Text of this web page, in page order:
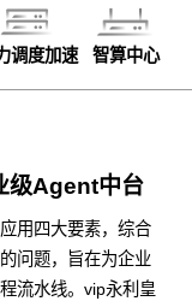
调度加速 智算中心
Agent中台
用四大要素，综合
问题，旨在为企业
流水线。vip永利皇